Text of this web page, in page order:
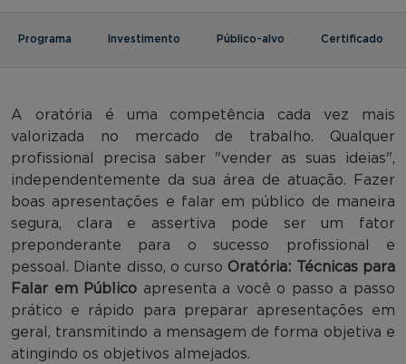
Programa Investimento Público-alvo Certificado
A oratória é uma competência cada vez mais
valorizada no mercado de trabalho. Qualquer
profissional precisa saber "vender as suas ideias",
independentemente da sua área de atuação. Fazer
boas apresentações e falar em público de maneira
segura, clara e assertiva pode ser um fator
preponderante para o sucesso profissional e
pessoal. Diante disso, o curso Oratória: Técnicas para
Falar em Público apresenta a você o passo a passo
prático e rápido para preparar apresentações em
geral, transmitindo a mensagem de forma objetiva e
atingindo os objetivos almejados.